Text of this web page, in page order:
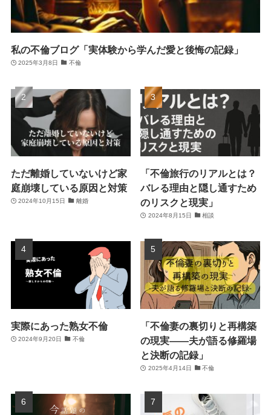
私の不倫ブログ「実体験から学んだ愛と後悔の記録」
2025年3月8日 不倫
ただ離婚していないけど家
庭崩壊している原因と対策
2024年10月15日 離婚
「不倫旅行のリアルとは？
バレる理由と隠し通すため
のリスクと現実」
2024年8月15日 相談
実際にあった熟女不倫
2024年9月20日 不倫
「不倫妻の裏切りと再構築
の現実――夫が語る修羅場
と決断の記録」
2025年4月14日 不倫